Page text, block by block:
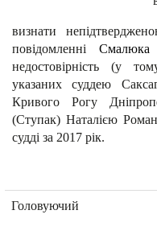
визнати
повідомленні
недостовірність (у
указаних суддею
Кривого Рогу
(Ступак) Наталією
судді за 2017 рік.
Головуючий